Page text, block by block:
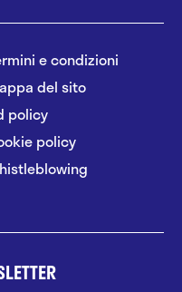
e condizioni
del sito
policy
policy